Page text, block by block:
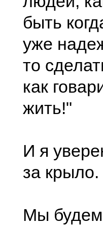
быть
уже
то
как
жить!"
И я
за крыло.
Мы будем